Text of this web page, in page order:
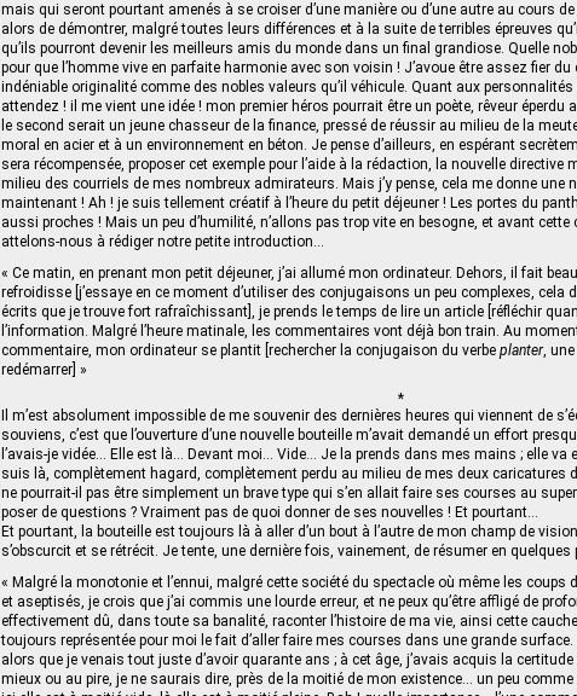
mais qui seront pourtant amenés à se croiser d’une manière ou d’une autre au cours
alors de démontrer, malgré toutes leurs différences et à la suite de terribles épreuves
qu’ils pourront devenir les meilleurs amis du monde dans un final grandiose. Quelle
pour que l’homme vive en parfaite harmonie avec son voisin ! J’avoue être assez fier
indéniable originalité comme des nobles valeurs qu’il véhicule. Quant aux
attendez ! il me vient une idée ! mon premier héros pourrait être un poète, rêveur éperdu
le second serait un jeune chasseur de la finance, pressé de réussir au milieu de la
moral en acier et à un environnement en béton. Je pense d’ailleurs, en espérant
sera récompensée, proposer cet exemple pour l’aide à la rédaction, la nouvelle directive
milieu des courriels de mes nombreux admirateurs. Mais j’y pense, cela me donne une
maintenant ! Ah ! je suis tellement créatif à l’heure du petit déjeuner ! Les portes du
aussi proches ! Mais un peu d’humilité, n’allons pas trop vite en besogne, et avant
attelons‑nous à rédiger notre petite introduction…
« Ce matin, en prenant mon petit déjeuner, j’ai allumé mon ordinateur. Dehors, il fait
refroidisse [j’essaye en ce moment d’utiliser des conjugaisons un peu complexes, cela
écrits que je trouve fort rafraîchissant], je prends le temps de lire un article [réfléchir
l’information. Malgré l’heure matinale, les commentaires vont déjà bon train. Au
commentaire, mon ordinateur se plantit [rechercher la conjugaison du verbe planter,
redémarrer] »
*
Il m’est absolument impossible de me souvenir des dernières heures qui viennent de
souviens, c’est que l’ouverture d’une nouvelle bouteille m’avait demandé un effort
l’avais-je vidée… Elle est là… Devant moi… Vide… Je la prends dans mes mains ; elle va
suis là, complètement hagard, complètement perdu au milieu de mes deux caricatures
ne pourrait-il pas être simplement un brave type qui s’en allait faire ses courses au
poser de questions ? Vraiment pas de quoi donner de ses nouvelles ! Et pourtant…
Et pourtant, la bouteille est toujours là à aller d’un bout à l’autre de mon champ de
s’obscurcit et se rétrécit. Je tente, une dernière fois, vainement, de résumer en quelques
« Malgré la monotonie et l’ennui, malgré cette société du spectacle où même les coups
et aseptisés, je crois que j’ai commis une lourde erreur, et ne peux qu’être affligé de
effectivement dû, dans toute sa banalité, raconter l’histoire de ma vie, ainsi cette
toujours représentée pour moi le fait d’aller faire mes courses dans une grande surface.
alors que je venais tout juste d’avoir quarante ans ; à cet âge, j’avais acquis la
mieux ou au pire, je ne saurais dire, près de la moitié de mon existence… un peu